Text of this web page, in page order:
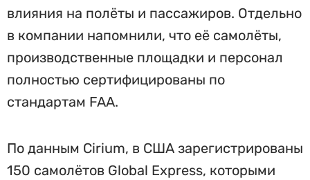
влияния на полёты и пассажиров. Отдельно
в компании напомнили, что её самолёты,
производственные площадки и персонал
полностью сертифицированы по
стандартам FAA.
По данным Cirium, в США зарегистрированы
150 самолётов Global Express, которыми